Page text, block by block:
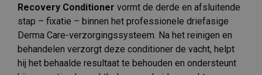
Recovery Conditioner vormt de derde en afsluitende
stap – fixatie – binnen het professionele driefasige
Derma Care-verzorgingssysteem. Na het reinigen en
behandelen verzorgt deze conditioner de vacht, helpt
hij het behaalde resultaat te behouden en ondersteunt